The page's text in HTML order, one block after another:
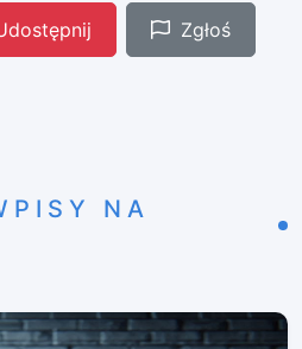
Zgłoś
NA